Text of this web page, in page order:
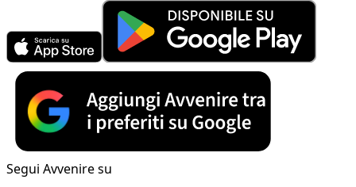
Segui Avvenire su